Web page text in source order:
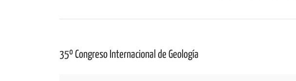
35º Congreso Internacional de Geología